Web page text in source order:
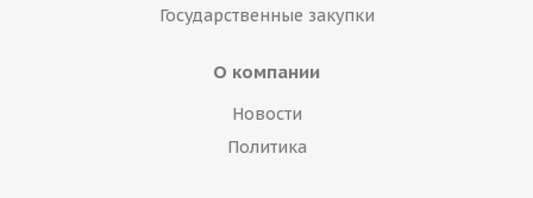
Государственные закупки
О компании
Новости
Политика